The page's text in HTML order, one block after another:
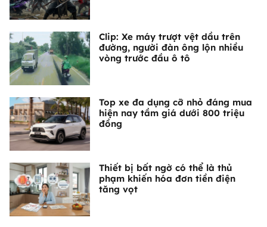
Clip: Xe máy trượt vệt dầu trên
đường, người đàn ông lộn nhiều
vòng trước đầu ô tô
Top xe đa dụng cỡ nhỏ đáng mua
hiện nay tầm giá dưới 800 triệu
đồng
Thiết bị bất ngờ có thể là thủ
phạm khiến hóa đơn tiền điện
tăng vọt